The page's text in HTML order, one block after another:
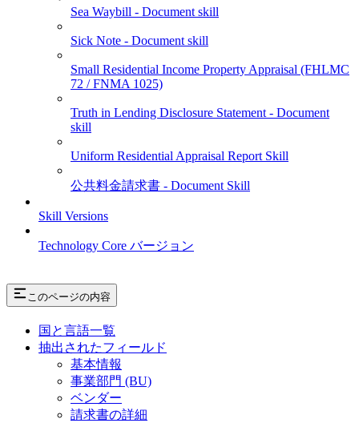
Sea Waybill - Document skill
Sick Note - Document skill
Small Residential Income Property Appraisal (FHLMC
72 / FNMA 1025)
Truth in Lending Disclosure Statement - Document
skill
Uniform Residential Appraisal Report Skill
公共料金請求書 - Document Skill
Skill Versions
Technology Core バージョン
このページの内容
国と言語一覧
抽出されたフィールド
基本情報
事業部門 (BU)
ベンダー
請求書の詳細